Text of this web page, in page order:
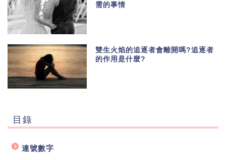
需的事情
雙生火焰的追逐者會離開嗎?追逐者
的作用是什麼?
目錄
連號數字